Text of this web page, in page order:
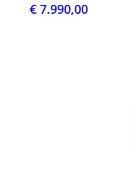
€ 7.990,00